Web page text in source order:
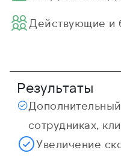
Действующие и
Результаты
сотрудниках,
Увеличение